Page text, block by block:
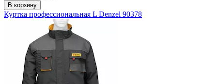
В корзину
Куртка профессиональная L Denzel 90378